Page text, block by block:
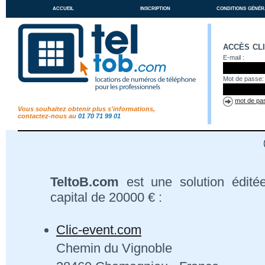
accueil inscription conditions
Vous souhaitez obtenir plus s'informations,
contactez-nous au 01 70 71 99 01
accès
E-mail :
Mot de passe:
mot de
TeltoB.com est une solution
capital de 20000 € :
Clic-event.com
Chemin du Vignoble